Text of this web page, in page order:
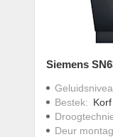
Siemens
Bestek: Korf
Deur